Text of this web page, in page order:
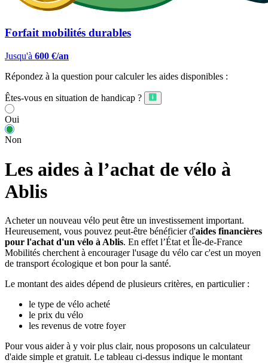
Forfait mobilités durables
Jusqu'à 600 €/an
Répondez à la question pour calculer les aides disponibles :
Êtes-vous en situation de handicap ?
Oui
Non
Les aides à l’achat de vélo à
Ablis
Acheter un nouveau vélo peut être un investissement important.
Heureusement, vous pouvez peut-être bénéficier d'aides financières
pour l'achat d'un vélo à Ablis. En effet l’État et Île-de-France
Mobilités cherchent à encourager l'usage du vélo car c'est un moyen
de transport écologique et bon pour la santé.
Le montant des aides dépend de plusieurs critères, en particulier :
le type de vélo acheté
le prix du vélo
les revenus de votre foyer
Pour vous aider à y voir plus clair, nous proposons un calculateur
d'aide simple et gratuit. Le tableau ci-dessus indique le montant